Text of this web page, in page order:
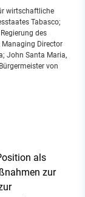
wirtschaftliche
Tabasco;
des
Managing Director
John Santa Maria,
von
als
zur